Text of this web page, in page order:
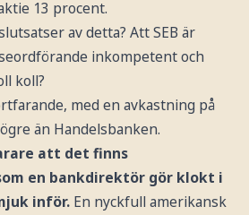
13 procent.
av detta? Att SEB är
inkompetent och
koll?
med en avkastning på
än Handelsbanken.
att det finns
en bankdirektör gör klokt i
inför.En nyckfull amerikansk